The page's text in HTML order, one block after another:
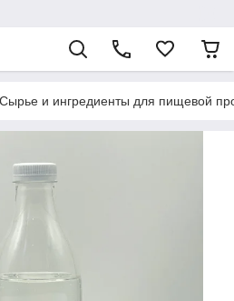
Сырье и ингредиенты для пищевой